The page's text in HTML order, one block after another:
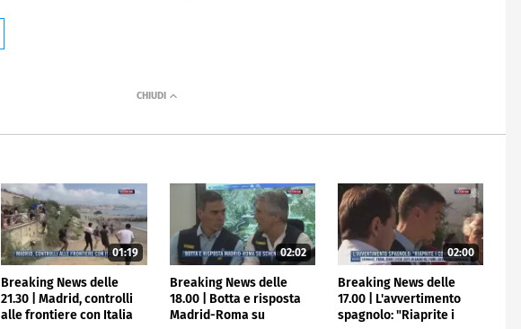
01:19
Breaking News delle
21.30 | Madrid, controlli
alle frontiere con Italia
02:02
Breaking News delle
18.00 | Botta e risposta
Madrid-Roma su
02:00
Breaking News delle
17.00 | L'avvertimento
spagnolo: "Riaprite i